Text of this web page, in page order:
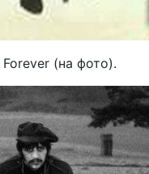
(на фото).